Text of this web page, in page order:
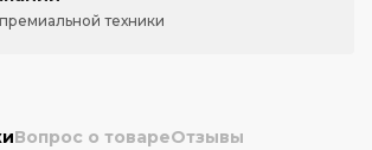
техники
Вопрос о товареОтзывы